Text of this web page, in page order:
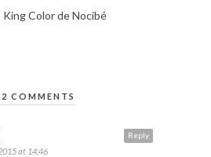
King Color de Nocibé
COMMENTS
Reply
at 14:46